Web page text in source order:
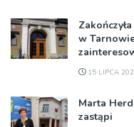
w
15 LIPCA
Marta
zastąpi